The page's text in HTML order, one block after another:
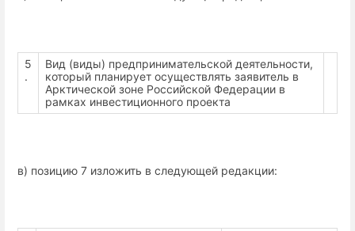
5
.
Вид (виды) предпринимательской деятельности,
который планирует осуществлять заявитель в
Арктической зоне Российской Федерации в
рамках инвестиционного проекта
в) позицию 7 изложить в следующей редакции: